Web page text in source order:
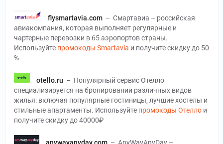
flysmartavia.com– Смартавиа – российская
авиакомпания, которая выполняет регулярные и
чартерные перевозки в 65 аэропортов страны.
Используйте промокоды Smartavia и получите скидку до 50
%
otello.ru – Популярный сервис Отелло
специализируется на бронировании различных видов
жилья: включая популярные гостиницы, лучшие хостелы и
стильные апартаменты. Используйте промокоды Отелло и
получите скидку до 40000₽
anywayanyday.com– AnyWayAnyDay –